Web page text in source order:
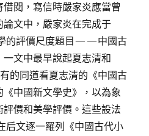
閱，寫信時嚴家炎應當曾
文中，嚴家炎在完成于
的評價尺度題目——中國古
文中最早說起夏志清和
的同道看夏志清的《中國古
中國新文學史》，以為象
價和美學評價。這些設法
后文逐一羅列《中國古代小